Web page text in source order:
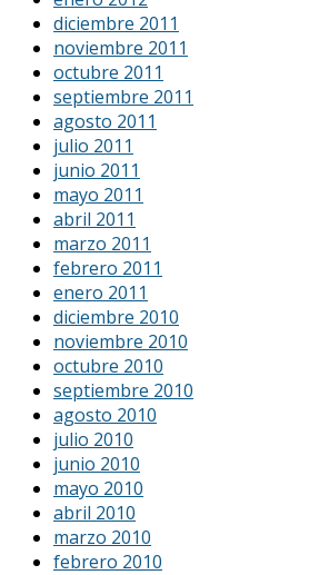
diciembre 2011
noviembre 2011
octubre 2011
septiembre 2011
agosto 2011
julio 2011
junio 2011
mayo 2011
abril 2011
marzo 2011
febrero 2011
enero 2011
diciembre 2010
noviembre 2010
octubre 2010
septiembre 2010
agosto 2010
julio 2010
junio 2010
mayo 2010
abril 2010
marzo 2010
febrero 2010